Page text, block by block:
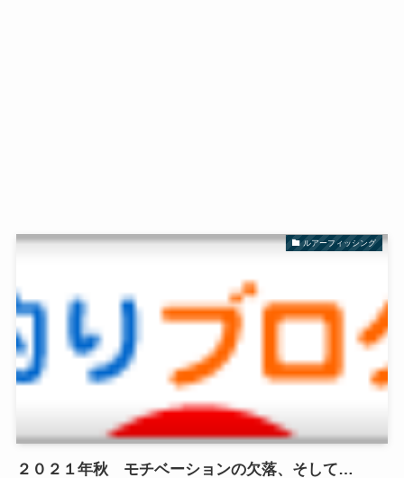
ルアーフィッシング
２０２１年秋 モチベーションの欠落、そして…